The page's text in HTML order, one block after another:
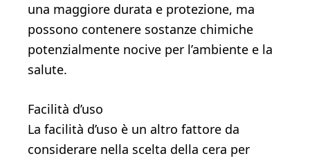
una maggiore durata e protezione, ma
possono contenere sostanze chimiche
potenzialmente nocive per l’ambiente e la
salute.
Facilità d’uso
La facilità d’uso è un altro fattore da
considerare nella scelta della cera per